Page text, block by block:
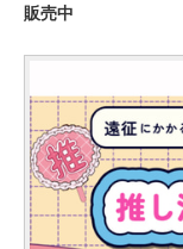
販売中